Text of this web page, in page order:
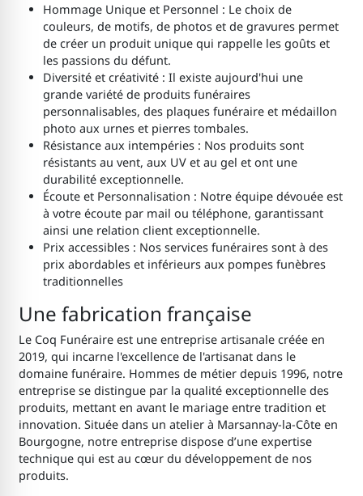
Hommage Unique et Personnel : Le choix de
couleurs, de motifs, de photos et de gravures permet
de créer un produit unique qui rappelle les goûts et
les passions du défunt.
Diversité et créativité : Il existe aujourd'hui une
grande variété de produits funéraires
personnalisables, des plaques funéraire et médaillon
photo aux urnes et pierres tombales.
Résistance aux intempéries : Nos produits sont
résistants au vent, aux UV et au gel et ont une
durabilité exceptionnelle.
Écoute et Personnalisation : Notre équipe dévouée est
à votre écoute par mail ou téléphone, garantissant
ainsi une relation client exceptionnelle.
Prix accessibles : Nos services funéraires sont à des
prix abordables et inférieurs aux pompes funèbres
traditionnelles
Une fabrication française
Le Coq Funéraire est une entreprise artisanale créée en
2019, qui incarne l'excellence de l'artisanat dans le
domaine funéraire. Hommes de métier depuis 1996, notre
entreprise se distingue par la qualité exceptionnelle des
produits, mettant en avant le mariage entre tradition et
innovation. Située dans un atelier à Marsannay-la-Côte en
Bourgogne, notre entreprise dispose d’une expertise
technique qui est au cœur du développement de nos
produits.